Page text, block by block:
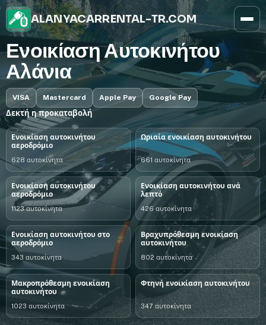
ALANYACARRENTAL-TR.COM
Ενοικίαση Αυτοκινήτου
Αλάνια
VISA Mastercard Apple Pay Google Pay
Δεκτή η προκαταβολή
Ενοικίαση αυτοκινήτου
αεροδρόμιο
628 αυτοκίνητα
Ωριαία ενοικίαση αυτοκινήτου
661 αυτοκίνητα
Ενοικίαση αυτοκινήτου
αεροδρόμιο
1123 αυτοκίνητα
Ενοικίαση αυτοκινήτου ανά
λεπτό
426 αυτοκίνητα
Ενοικίαση αυτοκινήτου στο
αεροδρόμιο
343 αυτοκίνητα
Βραχυπρόθεσμη ενοικίαση
αυτοκινήτου
802 αυτοκίνητα
Μακροπρόθεσμη ενοικίαση
αυτοκινήτου
1023 αυτοκίνητα
Φτηνή ενοικίαση αυτοκινήτου
347 αυτοκίνητα